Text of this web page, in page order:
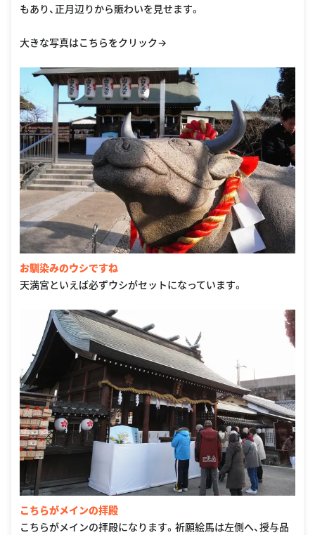
もあり、正月辺りから賑わいを見せます。
大きな写真はこちらをクリック→
お馴染みのウシですね
天満宮といえば必ずウシがセットになっています。
こちらがメインの拝殿
こちらがメインの拝殿になります。祈願絵馬は左側へ、授与品